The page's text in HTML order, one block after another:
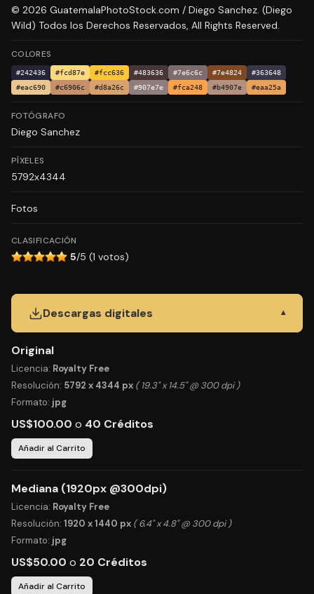
© 2026 GuatemalaPhotoStock.com / Diego Sanchez. (Diego
Wild) Todos los Derechos Reservados, All Rights Reserved.
COLORES
#242436 #fcd87e #fcc636 #483636 #7e6c6c #7e4824
#363648
#eac690
#c6906c #d8a26c #907e7e #fca248 #b4907e #eaa25a
FOTÓGRAFO
Diego Sanchez
PÍXELES
5792x4344
Fotos
CLASIFICACIÓN
5/5 (1 votos)
Descargas digitales ▾
Original
Licencia: Royalty Free
Resolución: 5792 x 4344 px ( 19.3" x 14.5" @ 300 dpi )
Formato: jpg
US$100.00 o 40 Créditos
Añadir al Carrito
Mediana (1920px @300dpi)
Licencia: Royalty Free
Resolución: 1920 x 1440 px ( 6.4" x 4.8" @ 300 dpi )
Formato: jpg
US$50.00 o 20 Créditos
Añadir al Carrito